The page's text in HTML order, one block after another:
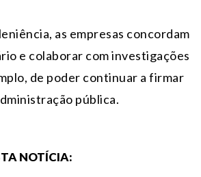
as empresas concordam
e colaborar com investigações
de poder continuar a firmar
pública.
NOTÍCIA: